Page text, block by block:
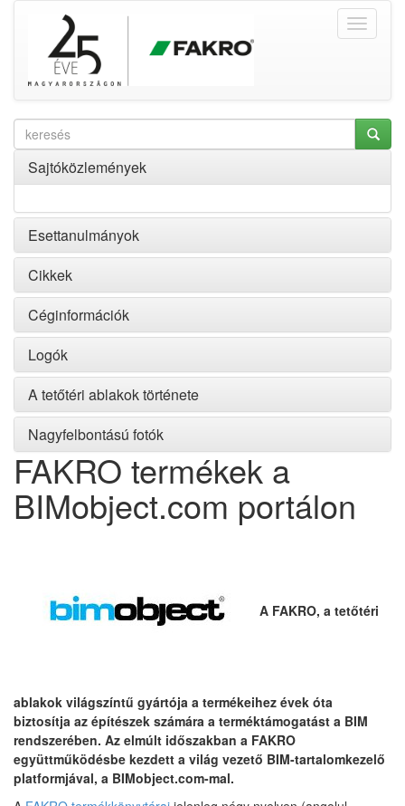
Sajtóközlemények
Esettanulmányok
Cikkek
Céginformációk
Logók
A tetőtéri ablakok története
Nagyfelbontású fotók
FAKRO termékek a
BIMobject.com portálon
A FAKRO, a tetőtéri
ablakok világszíntű gyártója a termékeihez évek óta
biztosítja az építészek számára a terméktámogatást a BIM
rendszerében. Az elmúlt időszakban a FAKRO
együttműködésbe kezdett a világ vezető BIM-tartalomkezelő
platformjával, a BIMobject.com-mal.